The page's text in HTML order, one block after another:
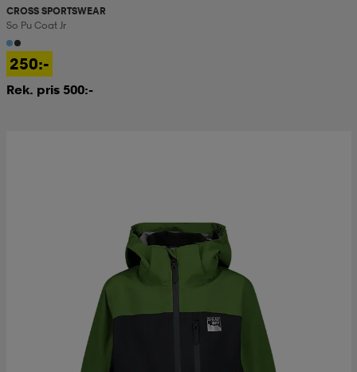
CROSS SPORTSWEAR
So Pu Coat Jr
250:-
Rek. pris 500:-